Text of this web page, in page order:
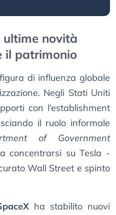
ultime novità
il patrimonio
di influenza globale
Negli Stati Uniti
con l’establishment
il ruolo informale
of Government
concentrarsi su Tesla -
Wall Street e spinto
ha stabilito nuovi